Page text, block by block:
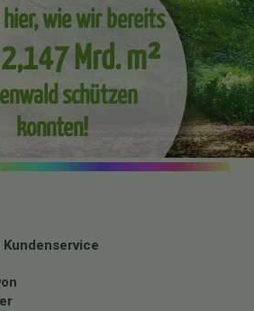
wie wir bereits
Mrd. m²
schützen
konnten!